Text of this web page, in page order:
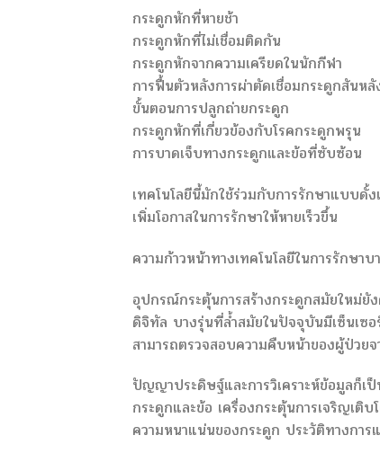
กระดูกหักที่หายช้า
กระดูกหักที่ไม่เชื่อมติดกัน
กระดูกหักจากความเครียดในนักกีฬา
การฟื้นตัวหลังการผ่าตัดเชื่อมกระดูกสันหลั
ขั้นตอนการปลูกถ่ายกระดูก
กระดูกหักที่เกี่ยวข้องกับโรคกระดูกพรุน
การบาดเจ็บทางกระดูกและข้อที่ซับซ้อน
เทคโนโลยีนี้มักใช้ร่วมกับการรักษาแบบ
เพิ่มโอกาสในการรักษาให้หายเร็วขึ้น
ความก้าวหน้าทางเทคโนโลยีในการรักษา
อุปกรณ์กระตุ้นการสร้างกระดูกสมัยใหม่ยั
ดิจิทัล บางรุ่นที่ล้ำสมัยในปัจจุบันมีเซ็นเซ
สามารถตรวจสอบความคืบหน้าของผู้ป่วยจ
ปัญญาประดิษฐ์และการวิเคราะห์ข้อมูลก็เ
กระดูกและข้อ เครื่องกระตุ้นการเจริญเติ
ความหนาแน่นของกระดูก ประวัติทางกา